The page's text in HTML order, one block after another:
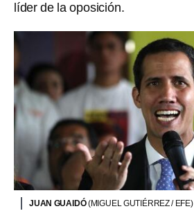
líder de la oposición.
JUAN GUAIDÓ(MIGUEL GUTIÉRREZ / EFE)